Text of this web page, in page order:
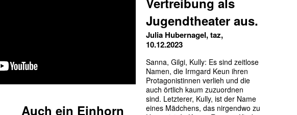
Jugendtheater aus.
Julia Hubernagel, taz,
10.12.2023
Sanna, Gilgi, Kully: Es sind zeitlose
Namen, die Irmgard Keun ihren
Protagonistinnen verlieh und die
auch örtlich kaum zuzuordnen
sind. Letzterer, Kully, ist der Name
eines Mädchens, das nirgendwo zu
Auch ein Einhorn